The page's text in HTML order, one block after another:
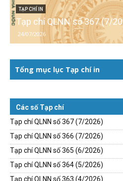
TẠP CHÍ IN
Tạp chí QLNN số 367 (7/
24/07/2026
Tổng mục lục Tạp chí in
Các số Tạp chí
Tạp chí QLNN số 367 (7/2026)
Tạp chí QLNN số 366 (7/2026)
Tạp chí QLNN số 365 (6/2026)
Tạp chí QLNN số 364 (5/2026)
Tạp chí QLNN số 363 (4/2026)